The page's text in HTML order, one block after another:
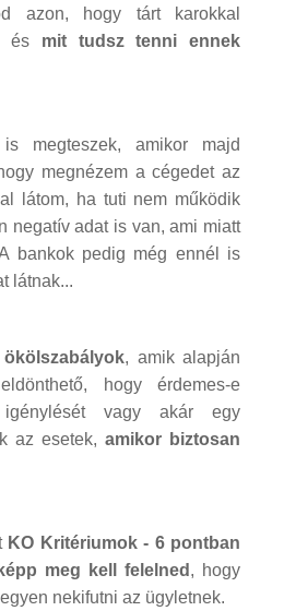
azon, hogy tárt karokkal
és mit tudsz tenni ennek
megteszek, amikor majd
megnézem a cégedet az
látom, ha tuti nem működik
negatív adat is van, ami miatt
bankok pedig még ennél is
látnak...
, amik alapján
hogy érdemes-e
vagy akár egy
az esetek, amikor biztosan
KO Kritériumok - 6 pontban
meg kell felelned , hogy
nekifutni az ügyletnek.